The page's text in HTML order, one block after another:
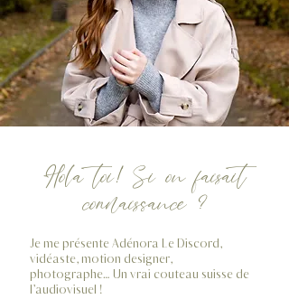
Hola toi! Si on faisait
connaissance ?
Je me présente Adénora Le Discord,
vidéaste, motion designer,
photographe… Un vrai couteau suisse de
l’audiovisuel !